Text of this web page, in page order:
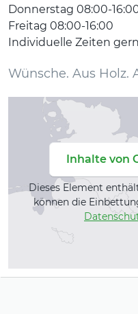
10 Jahre Garantie
Donnerstag 08:00-
Freitag 08:00-16:00
Individuelle Zeiten
Wünsche. Aus Holz.
Inhalte von
Dieses Element
können die